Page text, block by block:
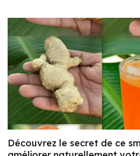
Découvrez le secret de ce